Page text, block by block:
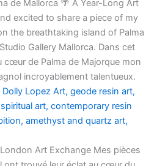
de Mallorca 🌴 A Year-Long Art
excited to share a piece of my
the breathtaking island of Palma
Gallery Mallorca. Dans cet
cœur de Palma de Majorque mon
incroyablement talentueux.
Art Exchange Mes pièces